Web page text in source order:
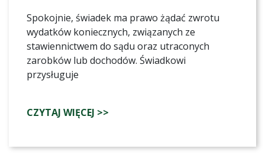
Spokojnie, świadek ma prawo żądać zwrotu
wydatków koniecznych, związanych ze
stawiennictwem do sądu oraz utraconych
zarobków lub dochodów. Świadkowi
przysługuje
CZYTAJ WIĘCEJ >>